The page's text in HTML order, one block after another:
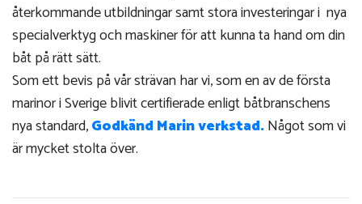
återkommande utbildningar samt stora investeringar i nya
specialverktyg och maskiner för att kunna ta hand om din
båt på rätt sätt.
Som ett bevis på vår strävan har vi, som en av de första
marinor i Sverige blivit certifierade enligt båtbranschens
nya standard,Godkänd Marin verkstad.Något som vi
är mycket stolta över.